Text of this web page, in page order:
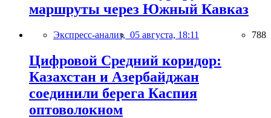
маршруты через Южный Кавказ
Экспресс-анализ, 05 августа, 18:11 788
Цифровой Средний коридор:
Казахстан и Азербайджан
соединили берега Каспия
оптоволокном